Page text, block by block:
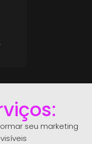
seu marketing